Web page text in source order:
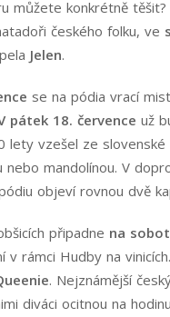
můžete konkrétně těšit?
českého folku, ve
Jelen.
se na pódia vrací
pátek 18. července už
lety vzešel ze slovenské
mandolínou. V
objeví rovnou dvě
připadne na
rámci Hudby na vinicích.
. Nejznámější
diváci ocitnou na